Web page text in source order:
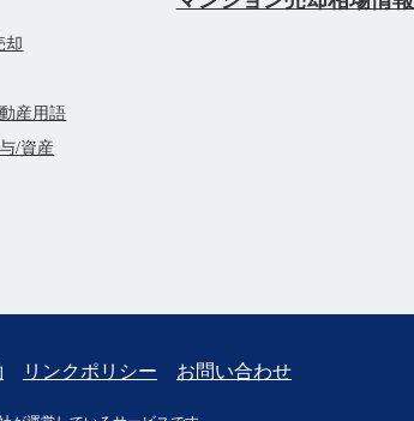
却
産用語
/資産
リンクポリシー お問い合わせ